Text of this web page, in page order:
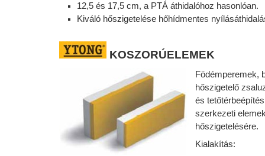
12,5 és 17,5 cm, a PTÁ áthidalóhoz hasonlóan.
Kiváló hőszigetelése hőhídmentes
KOSZORÚELEMEK
Födémperemek,
hőszigetelő
és
szerkezeti
hőszigetelésére.
Kialakítás: